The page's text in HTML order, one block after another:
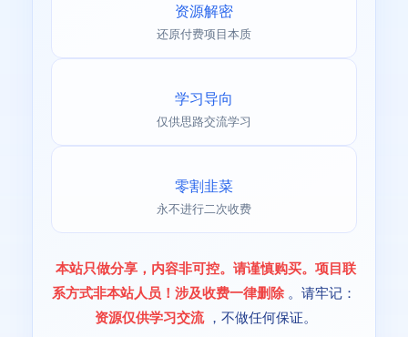
资源解密
还原付费项目本质
学习导向
仅供思路交流学习
零割韭菜
永不进行二次收费
本站只做分享，内容非可控。请谨慎购买。项目联
系方式非本站人员！涉及收费一律删除 。请牢记：
资源仅供学习交流 ，不做任何保证。